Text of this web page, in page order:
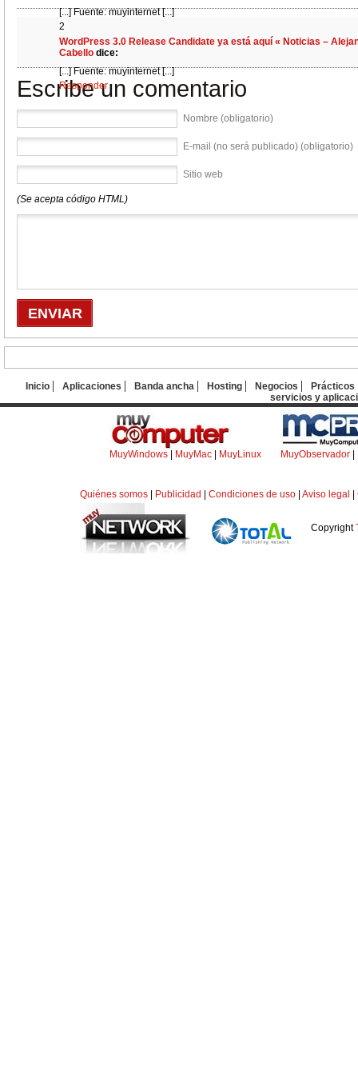
[...] Fuente: muyinternet [...]
Responder
2
WordPress 3.0 Release Candidate ya está aquí « Noticias –
Cabello dice:
[...] Fuente: muyinternet [...]
Responder
Escribe un comentario
Nombre (obligatorio)
E-mail (no será publicado) (obligatorio)
Sitio web
(Se acepta código HTML)
Inicio Aplicaciones Banda ancha Hosting Negocios
Prácticos
servicios y
MuyWindows MuyMac MuyLinux MuyObservador
Quiénes somos Publicidad Condiciones de uso Aviso legal
Copyright